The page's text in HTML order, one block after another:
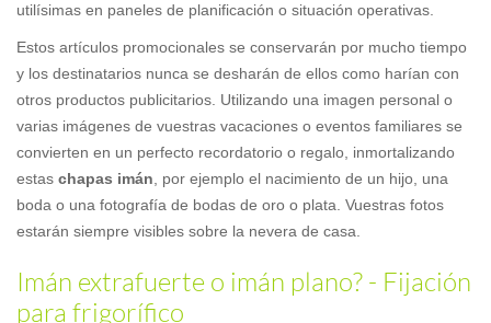
utilísimas en paneles de planificación o situación operativas.
Estos artículos promocionales se conservarán por mucho tiempo
y los destinatarios nunca se desharán de ellos como harían con
otros productos publicitarios. Utilizando una imagen personal o
varias imágenes de vuestras vacaciones o eventos familiares se
convierten en un perfecto recordatorio o regalo, inmortalizando
estas chapas imán , por ejemplo el nacimiento de un hijo, una
boda o una fotografía de bodas de oro o plata. Vuestras fotos
estarán siempre visibles sobre la nevera de casa.
Imán extrafuerte o imán plano? - Fijación
para frigorífico